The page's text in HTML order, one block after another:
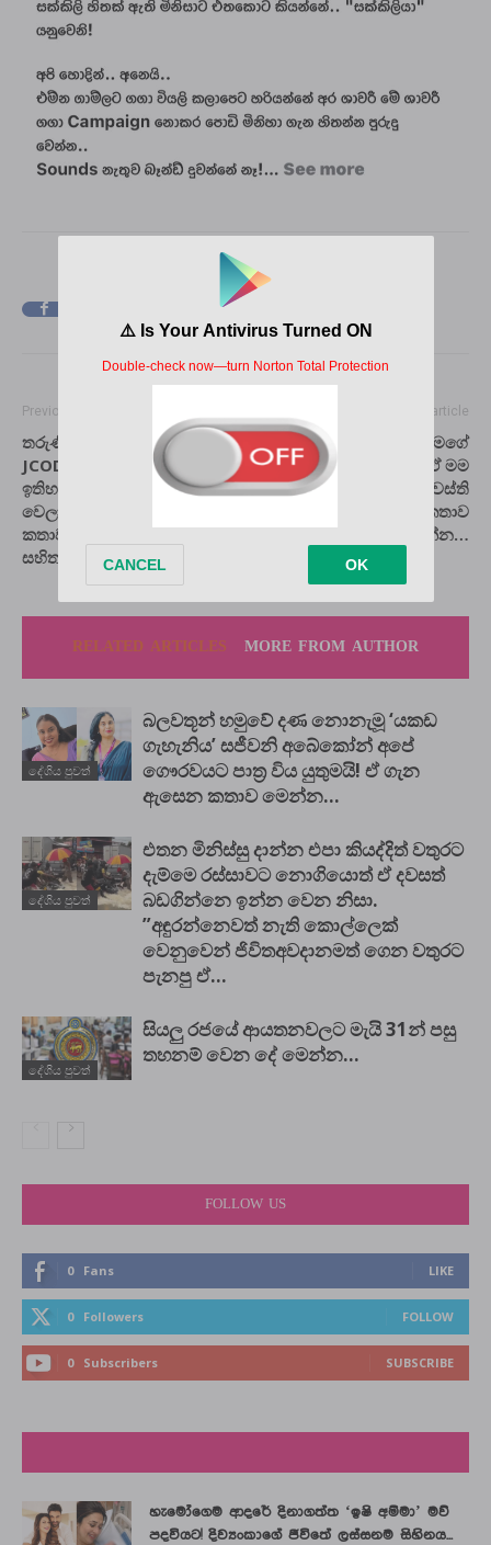
X
Previous article
තරුණියන්ගේ අලුත්ම වීරයා
JCODY. ඔහු අද ලාංකීය
ඉතිහාසය වෙනස් කල තරුවක්
වෙලා… ඒ ගැන ඇසෙන අලුත්ම
කතාව මෙන්න… ජායාරූප
සහිතයි.
Next article
“මම මෙයා. මෙච්චරයි මගේ
ගාන. කැමතිනම් ගන්න.” ඒ මම
හදාගත්ත තැන…” – වස්ති
අනුශ්ක කියපු සුපිරි කතාව
මෙන්න…
RELATED ARTICLES MORE FROM AUTHOR
දේශිය පුවත්
බලවතූන් හමුවේ දණ නොනැමූ ‘යකඩ
ගැහැනිය’ සජීවනි අබේකෝන් අපේ
ගෞරවයට පාත්‍ර විය යුතුමයි! ඒ ගැන
ඇසෙන කතාව මෙන්න…
දේශිය පුවත්
එතන මිනිස්සු දාන්න එපා කියද්දිත් වතුරට
දැම්මෙ රස්සාවට නොගියොත් ඒ දවසත්
බඩගින්නෙ ඉන්න වෙන නිසා.
”අඳුරන්නෙවත් නැති කොල්ලෙක්
වෙනුවෙන් ජිවිතඅවදානමත් ගෙන වතුරට
පැනපු ඒ...
දේශිය පුවත්
සියලු රජයේ ආයතනවලට මැයි 31න් පසු
තහනම් වෙන දේ මෙන්න…
FOLLOW US
0 Fans LIKE
0 Followers FOLLOW
0 Subscribers SUBSCRIBE
හැමෝගෙම ආදරේ දිනාගත්ත ‘ඉෂි අම්මා’ මව්
පදවියට! දිව්‍යංකාගේ ජීවිතේ ලස්සනම සිහිනය...